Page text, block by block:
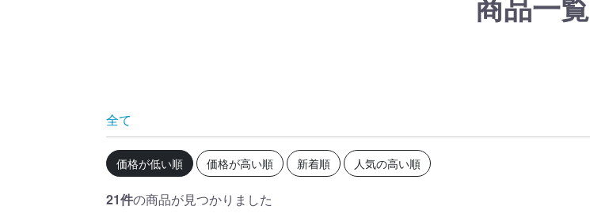
初心者の方、「どのPCを選
べばいいかわからない」そ
んな方にこそ選んでほし
い、エントリーモデルで
す。
360mm簡易水冷と曲面
OLEDを搭載したハイエン
ドモデル。美しさと冷却性
全て
価格が低い順 価格が高い順 新着順 人気の高い順
21件の商品が見つかりました